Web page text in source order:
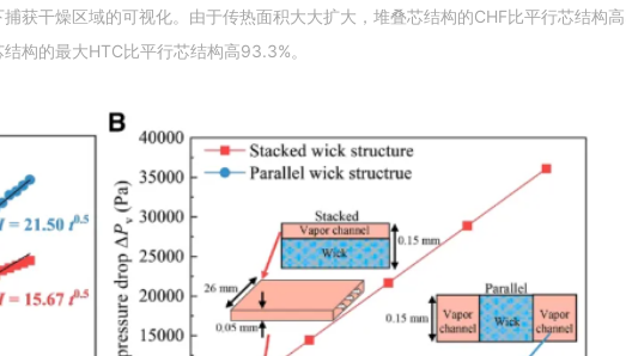
获干燥区域的可视化。由于传热面积大大扩大，堆叠芯结构的CHF比平行芯结构
构的最大HTC比平行芯结构高93.3%。